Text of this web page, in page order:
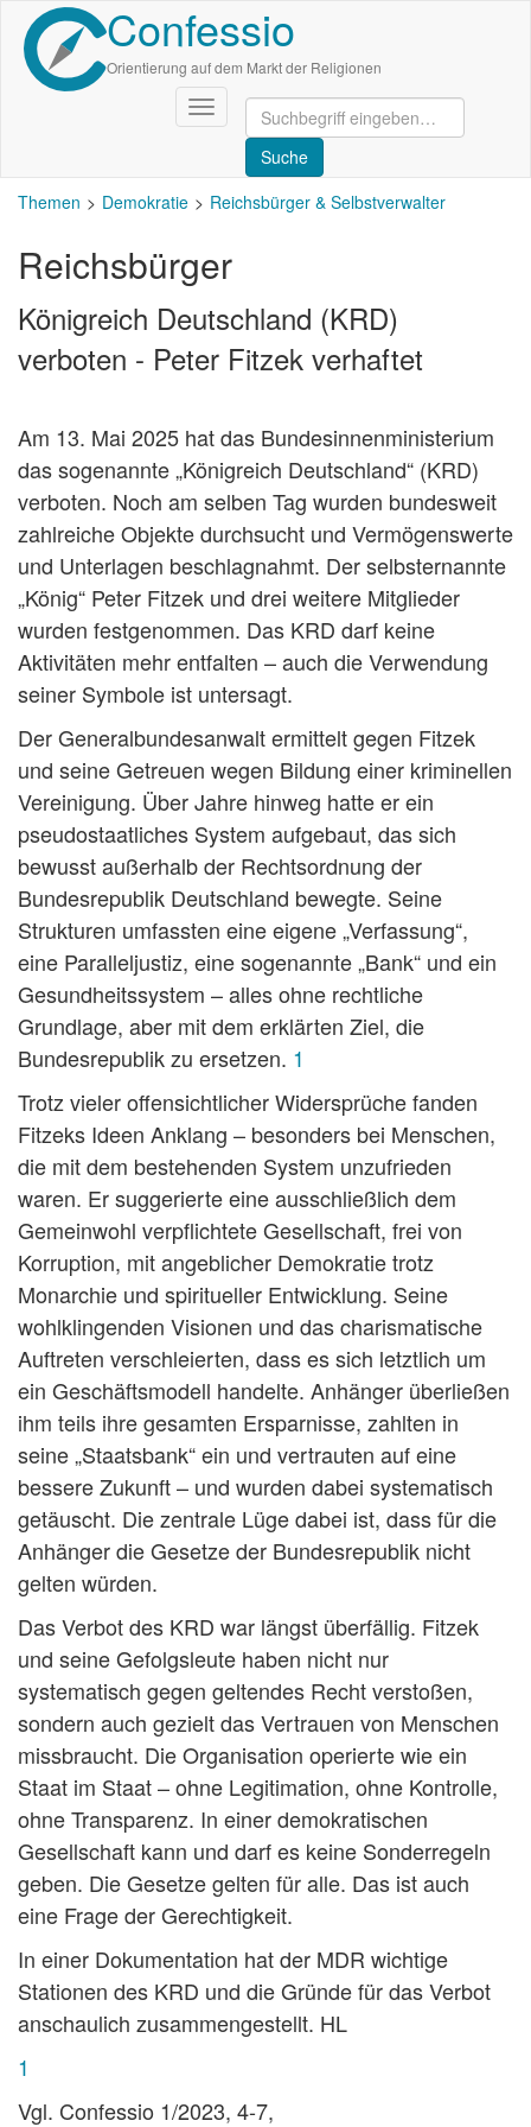
Direkt
zum
Inhalt
Confessio
Orientierung auf dem Markt der Religionen
Navigation
aktivieren/deaktivieren
Themen Demokratie Reichsbürger & Selbstverwalter
Reichsbürger
Königreich Deutschland (KRD)
verboten - Peter Fitzek verhaftet
Am 13. Mai 2025 hat das Bundesinnenministerium
das sogenannte „Königreich Deutschland“ (KRD)
verboten. Noch am selben Tag wurden bundesweit
zahlreiche Objekte durchsucht und Vermögenswerte
und Unterlagen beschlagnahmt. Der selbsternannte
„König“ Peter Fitzek und drei weitere Mitglieder
wurden festgenommen. Das KRD darf keine
Aktivitäten mehr entfalten – auch die Verwendung
seiner Symbole ist untersagt.
Der Generalbundesanwalt ermittelt gegen Fitzek
und seine Getreuen wegen Bildung einer kriminellen
Vereinigung. Über Jahre hinweg hatte er ein
pseudostaatliches System aufgebaut, das sich
bewusst außerhalb der Rechtsordnung der
Bundesrepublik Deutschland bewegte. Seine
Strukturen umfassten eine eigene „Verfassung“,
eine Paralleljustiz, eine sogenannte „Bank“ und ein
Gesundheitssystem – alles ohne rechtliche
Grundlage, aber mit dem erklärten Ziel, die
Bundesrepublik zu ersetzen. 1
Trotz vieler offensichtlicher Widersprüche fanden
Fitzeks Ideen Anklang – besonders bei Menschen,
die mit dem bestehenden System unzufrieden
waren. Er suggerierte eine ausschließlich dem
Gemeinwohl verpflichtete Gesellschaft, frei von
Korruption, mit angeblicher Demokratie trotz
Monarchie und spiritueller Entwicklung. Seine
wohlklingenden Visionen und das charismatische
Auftreten verschleierten, dass es sich letztlich um
ein Geschäftsmodell handelte. Anhänger überließen
ihm teils ihre gesamten Ersparnisse, zahlten in
seine „Staatsbank“ ein und vertrauten auf eine
bessere Zukunft – und wurden dabei systematisch
getäuscht. Die zentrale Lüge dabei ist, dass für die
Anhänger die Gesetze der Bundesrepublik nicht
gelten würden.
Das Verbot des KRD war längst überfällig. Fitzek
und seine Gefolgsleute haben nicht nur
systematisch gegen geltendes Recht verstoßen,
sondern auch gezielt das Vertrauen von Menschen
missbraucht. Die Organisation operierte wie ein
Staat im Staat – ohne Legitimation, ohne Kontrolle,
ohne Transparenz. In einer demokratischen
Gesellschaft kann und darf es keine Sonderregeln
geben. Die Gesetze gelten für alle. Das ist auch
eine Frage der Gerechtigkeit.
In einer Dokumentation hat der MDR wichtige
Stationen des KRD und die Gründe für das Verbot
anschaulich zusammengestellt. HL
1
Vgl. Confessio 1/2023, 4-7,